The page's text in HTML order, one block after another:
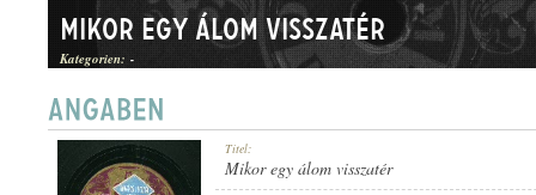
TANGÓ
Mikor egy álom visszatér
Kategorien: -
Titel:
Mikor egy álom visszatér